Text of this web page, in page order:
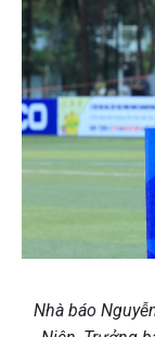
Nhà báo